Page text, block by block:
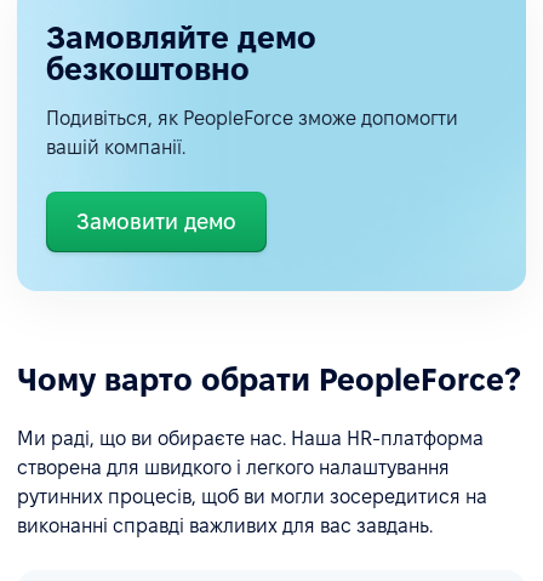
Замовляйте демо
безкоштовно
Подивіться, як PeopleForce зможе допомогти
вашій компанії.
Замовити демо
Чому варто обрати PeopleForce?
Ми раді, що ви обираєте нас. Наша HR-платформа
створена для швидкого і легкого налаштування
рутинних процесів, щоб ви могли зосередитися на
виконанні справді важливих для вас завдань.